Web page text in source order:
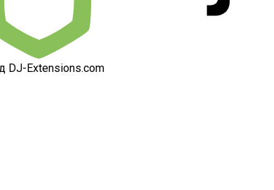
DJ-Extensions.com